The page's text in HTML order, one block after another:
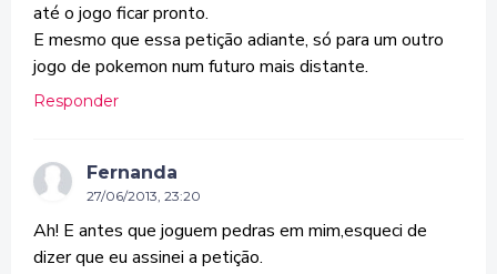
até o jogo ficar pronto.
E mesmo que essa petição adiante, só para um outro
jogo de pokemon num futuro mais distante.
Responder
Fernanda
27/06/2013, 23:20
Ah! E antes que joguem pedras em mim,esqueci de
dizer que eu assinei a petição.